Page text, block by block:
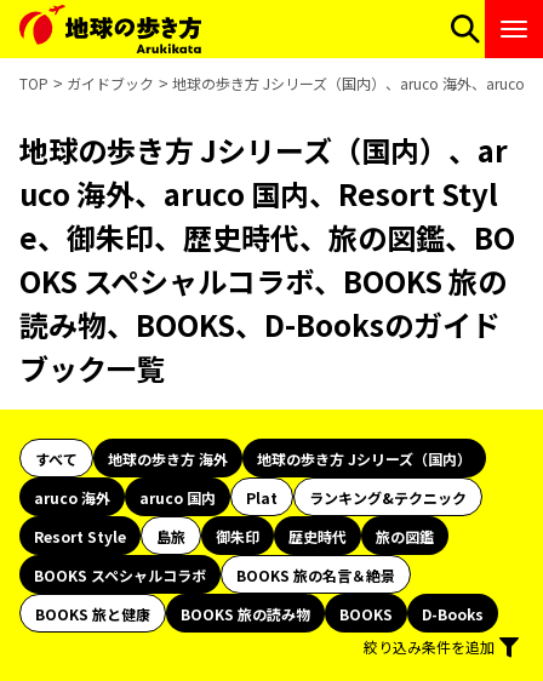
TOP ガイドブック 地球の歩き方 Jシリーズ（国内）、aruco 海外、aruco
地球の歩き方 Jシリーズ（国内）、ar
uco 海外、aruco 国内、Resort Styl
e、御朱印、歴史時代、旅の図鑑、BO
OKS スペシャルコラボ、BOOKS 旅の
読み物、BOOKS、D-Booksのガイド
ブック一覧
すべて 地球の歩き方 海外
地球の歩き方 Jシリーズ（国内）
aruco 海外
aruco 国内 Plat
ランキング&テクニック
Resort Style
島旅 御朱印 歴史時代
旅の図鑑
BOOKS スペシャルコラボ
BOOKS 旅の名言＆絶景
BOOKS 旅と健康
BOOKS 旅の読み物 BOOKS
D-Books
絞り込み条件を追加